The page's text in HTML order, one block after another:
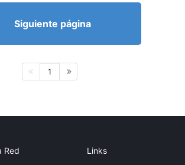
Siguiente página
1
Red Links